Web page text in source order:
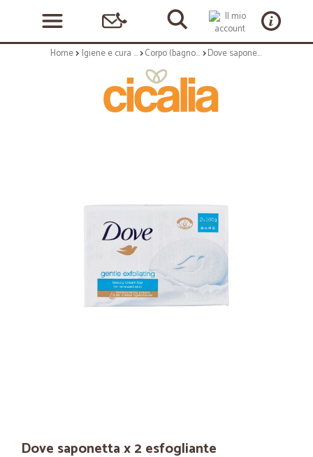
Home Igiene e cura personale Corpo (bagnoschiuma, crema corpo) Dove saponetta x 2 esfogliante
Dove saponetta x 2 esfogliante